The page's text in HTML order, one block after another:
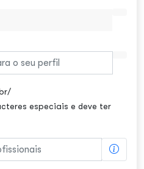
especiais e deve ter